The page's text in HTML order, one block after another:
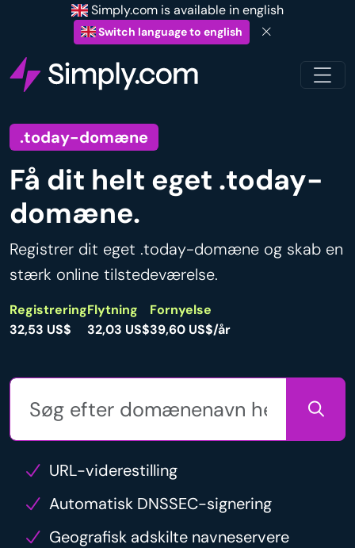
Simply.com is available in english
Switch language to english
.today-domæne
Få dit helt eget .today-
domæne.
Registrer dit eget .today-domæne og skab en
stærk online tilstedeværelse.
Registrering
32,53 US$
Flytning
32,03 US$
Fornyelse
39,60 US$/år
URL-viderestilling
Automatisk DNSSEC-signering
Geografisk adskilte navneservere